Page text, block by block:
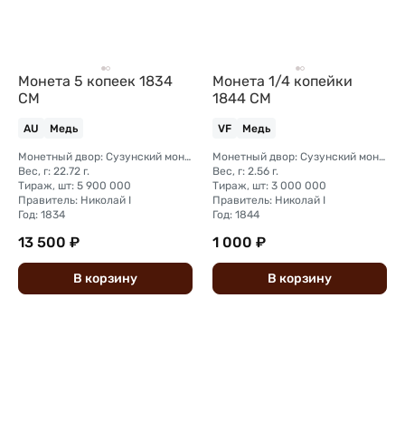
Монета 5 копеек 1834
СМ
AU Медь
Монетный двор: Сузунский монетный двор (Сибирь)
Вес, г: 22.72 г.
Тираж, шт: 5 900 000
Правитель: Николай I
Год: 1834
13 500 ₽
В корзину
Монета 1/4 копейки
1844 СМ
VF Медь
Монетный двор: Сузунский монетный двор (Сибирь)
Вес, г: 2.56 г.
Тираж, шт: 3 000 000
Правитель: Николай I
Год: 1844
1 000 ₽
В корзину